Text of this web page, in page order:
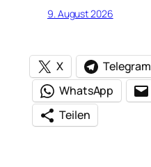
9. August 2026
X Telegram
WhatsApp
Teilen